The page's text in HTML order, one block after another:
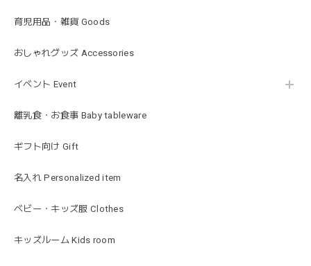
育児用品・雑貨 Goods
おしゃれグッズ Accessories
イベント Event
離乳食・お食事 Baby tableware
ギフト向け Gift
名入れ Personalized item
ベビー・キッズ服 Clothes
キッズルーム Kids room
2026/01/17
出産祝いで渡しました。友人がとても喜んでおりました！可